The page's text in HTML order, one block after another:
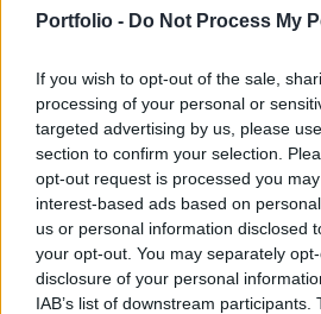
Portfolio - Do Not Process My
If you wish to opt-out of the sale,
processing of your personal or
targeted advertising by us, please
section to confirm your selection.
opt-out request is processed you
interest-based ads based on
us or personal information disclosed
your opt-out. You may separately
disclosure of your personal
IAB’s list of downstream
részvénye több mint 20
Portfolio Investment Day
Investment Day 2026, ahol a piac
keressük a választ a befektetőket
kérdésekre. Meddig tarthat az AI-
következő évek nyertesei, mire
kötvény-, nyersanyag- és
érdemes portfóliót építeni egy